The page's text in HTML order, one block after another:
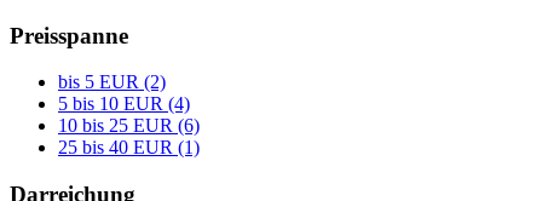
Preisspanne
bis 5 EUR (2)
5 bis 10 EUR (4)
10 bis 25 EUR (6)
25 bis 40 EUR (1)
Darreichung